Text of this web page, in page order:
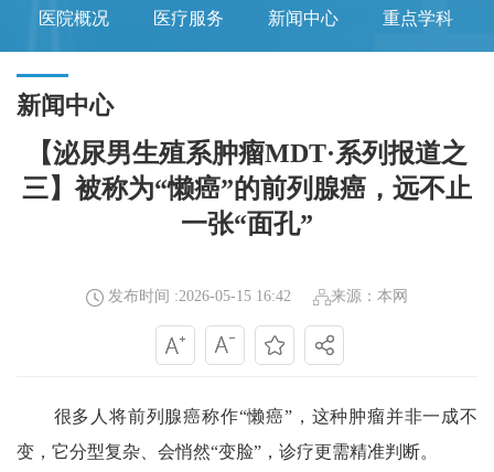
医院概况 医疗服务 新闻中心 重点学科
新闻中心
【泌尿男生殖系肿瘤MDT·系列报道之
三】被称为“懒癌”的前列腺癌，远不止
一张“面孔”
发布时间 :2026-05-15 16:42 来源：本网
很多人将前列腺癌称作“懒癌”，这种肿瘤并非一成不
变，它分型复杂、会悄然“变脸”，诊疗更需精准判断。